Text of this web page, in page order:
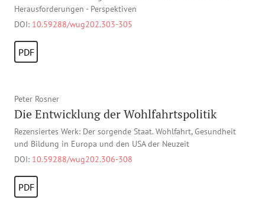
Herausforderungen - Perspektiven
DOI: 10.59288/wug202.303-305
PDF
Peter Rosner
Die Entwicklung der Wohlfahrtspolitik
Rezensiertes Werk: Der sorgende Staat. Wohlfahrt, Gesundheit
und Bildung in Europa und den USA der Neuzeit
DOI: 10.59288/wug202.306-308
PDF